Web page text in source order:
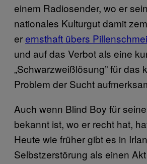
einem Radiosender, wo er
nationales Kulturgut damit
erernsthaft übers
und auf das Verbot als eine
„Schwarzweißlösung” für das
Problem der Sucht
Auch wenn Blind Boy für
bekannt ist, wo er recht hat,
Heute wie früher gibt es in
Selbstzerstörung als einen